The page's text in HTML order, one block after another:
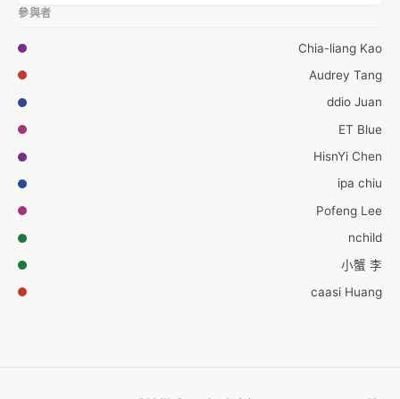
參與者
Chia-liang Kao
Audrey Tang
ddio Juan
ET Blue
HisnYi Chen
ipa chiu
Pofeng Lee
nchild
小蟹 李
caasi Huang